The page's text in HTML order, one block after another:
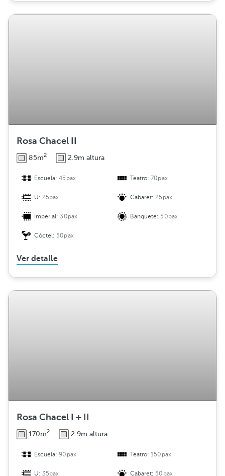
Rosa Chacel II
85m2 2.9m altura
Escuela:45pax Teatro:70pax
U:25pax Cabaret:25pax
Imperial:30pax Banquete: 50pax
Cóctel: 50pax
Ver detalle
Rosa Chacel I + II
170m2 2.9m altura
Escuela:90pax Teatro:150pax
U:35pax Cabaret: 50pax